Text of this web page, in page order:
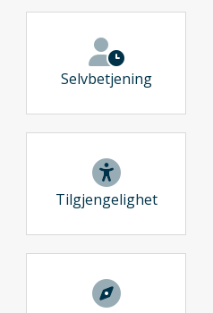
Selvbetjening
Tilgjengelighet